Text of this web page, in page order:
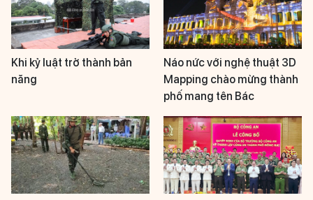
Khi kỷ luật trở thành bản
năng
Náo nức với nghệ thuật 3D
Mapping chào mừng thành
phố mang tên Bác